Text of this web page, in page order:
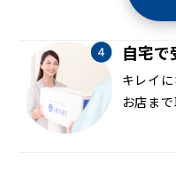
自宅で
キレイ
お店ま